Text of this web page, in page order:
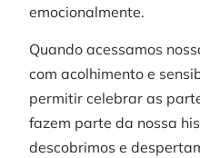
emocionalmente.
Quando acessamos
com acolhimento e
permitir celebrar as
fazem parte da nossa
descobrimos e